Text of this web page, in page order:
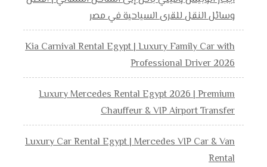
وسائل النقل للقرى السياحية في مصر
Kia Carnival Rental Egypt | Luxury Family Car with
Professional Driver 2026
Luxury Mercedes Rental Egypt 2026 | Premium
Chauffeur & VIP Airport Transfer
Luxury Car Rental Egypt | Mercedes VIP Car & Van
Rental